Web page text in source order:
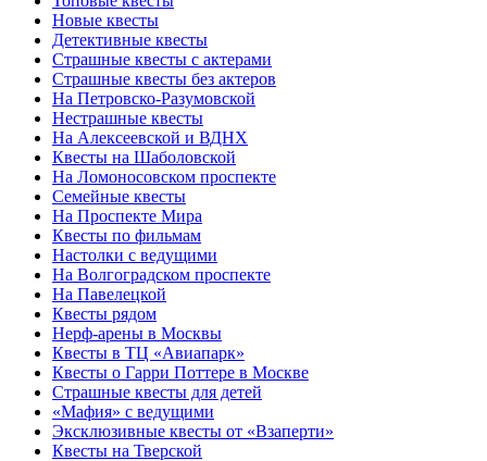
Новые квесты
Детективные квесты
Страшные квесты с актерами
Страшные квесты без актеров
На Петровско-Разумовской
Нестрашные квесты
На Алексеевской и ВДНХ
Квесты на Шаболовской
На Ломоносовском проспекте
Семейные квесты
На Проспекте Мира
Квесты по фильмам
Настолки с ведущими
На Волгоградском проспекте
На Павелецкой
Квесты рядом
Нерф-арены в Москвы
Квесты в ТЦ «Авиапарк»
Квесты о Гарри Поттере в Москве
Страшные квесты для детей
«Мафия» с ведущими
Эксклюзивные квесты от «Взаперти»
Квесты на Тверской